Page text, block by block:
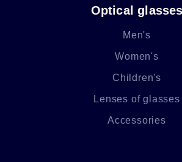
Optical glasses
Men's
Women's
Children's
Lenses of glasses
Accessories